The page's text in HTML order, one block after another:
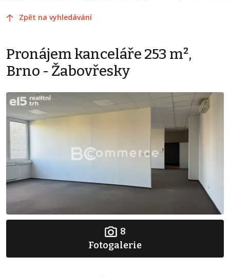
Zpět na vyhledávání
Pronájem kanceláře 253 m²,
Brno - Žabovřesky
8
Fotogalerie